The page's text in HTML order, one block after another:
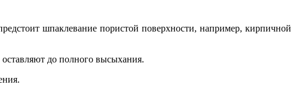
шпаклевание пористой поверхности, например, кирпичной
до полного высыхания.